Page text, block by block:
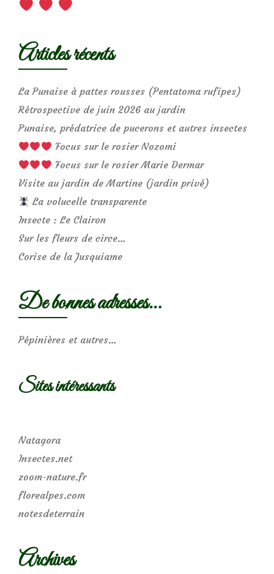
Articles récents
La Punaise à pattes rousses (Pentatoma rufipes)
Rétrospective de juin 2026 au jardin
Punaise, prédatrice de pucerons et autres insectes
Focus sur le rosier Nozomi
Focus sur le rosier Marie Dermar
Visite au jardin de Martine (jardin privé)
La volucelle transparente
Insecte : Le Clairon
Sur les fleurs de circe…
Corise de la Jusquiame
De bonnes adresses…
Pépinières et autres…
Sites intéressants
Natagora
Insectes.net
zoom-nature.fr
florealpes.com
notesdeterrain
Archives